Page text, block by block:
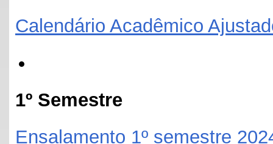
Calendário Acadêmico
1º Semestre
Ensalamento 1º semestre